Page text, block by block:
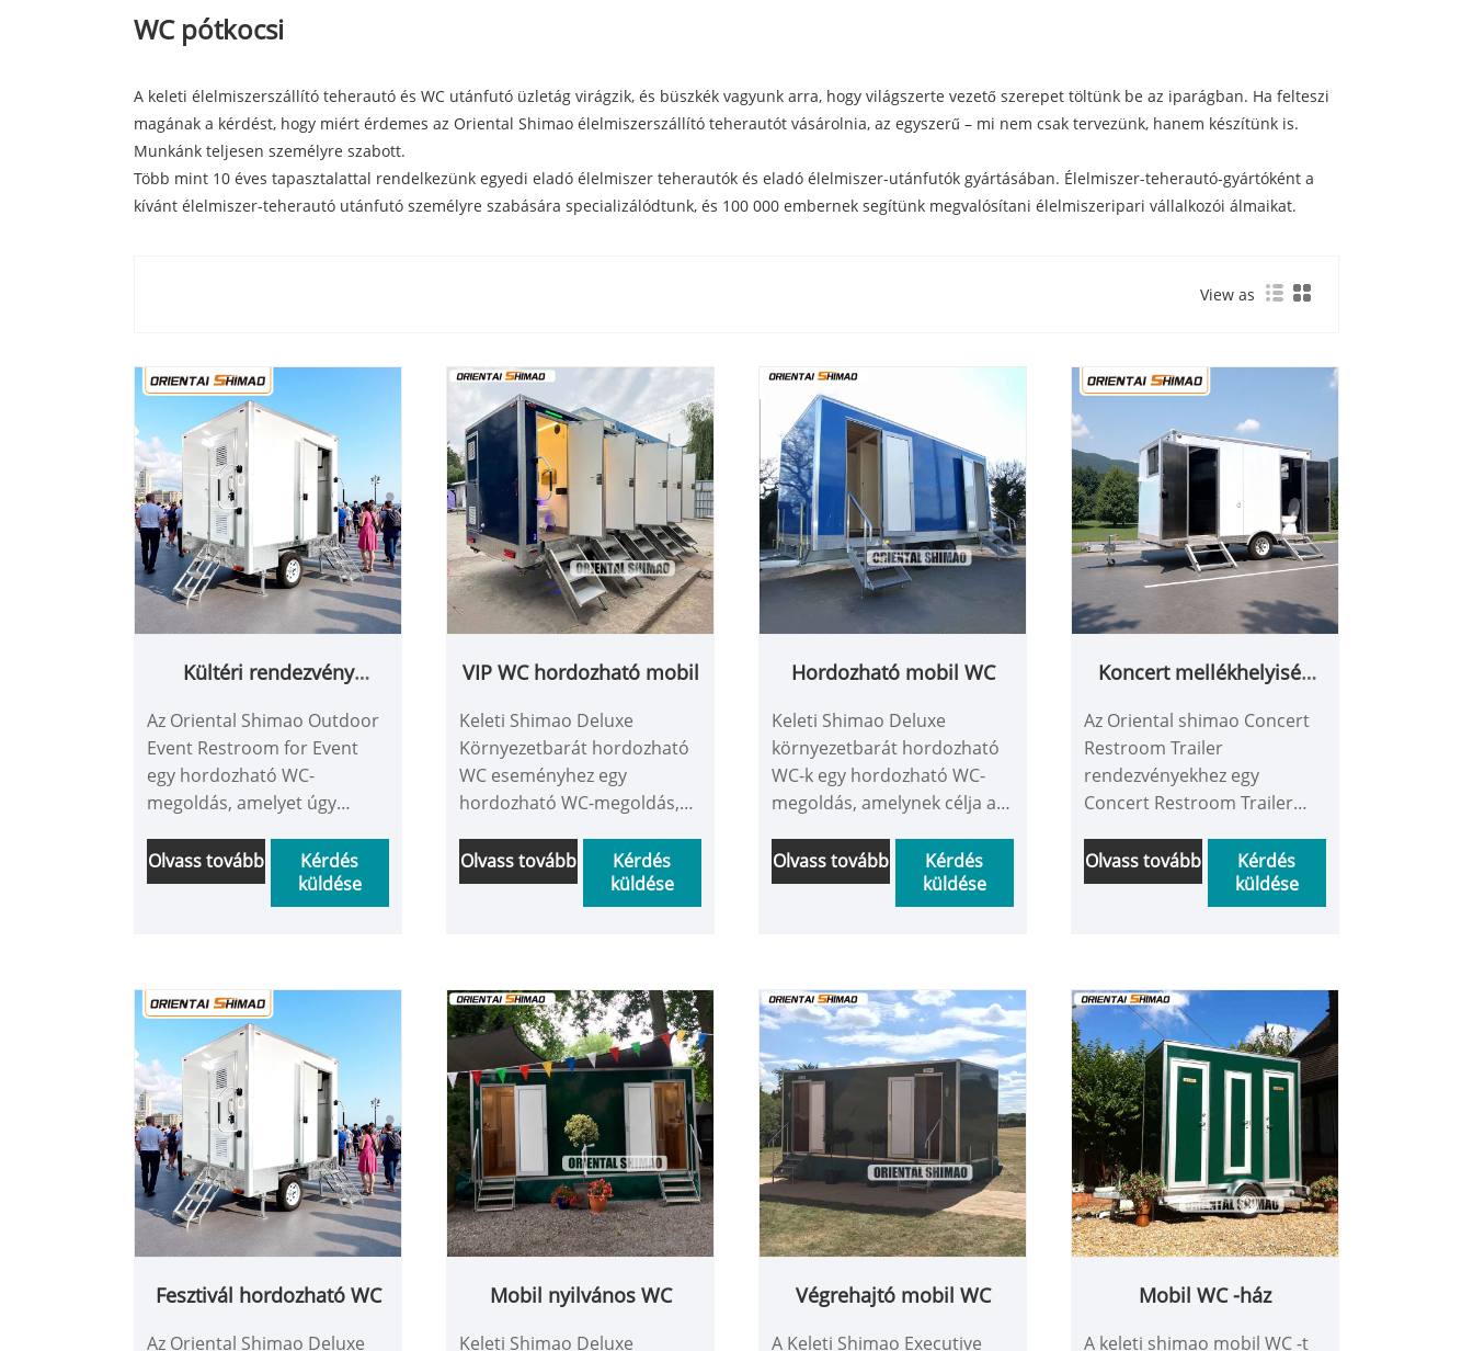
WC pótkocsi
A keleti élelmiszerszállító teherautó és WC utánfutó üzletág virágzik, és büszkék vagyunk arra, hogy világszerte vezető szerepet töltünk be az iparágban. Ha felteszi
magának a kérdést, hogy miért érdemes az Oriental Shimao élelmiszerszállító teherautót vásárolnia, az egyszerű – mi nem csak tervezünk, hanem készítünk is.
Munkánk teljesen személyre szabott.
Több mint 10 éves tapasztalattal rendelkezünk egyedi eladó élelmiszer teherautók és eladó élelmiszer-utánfutók gyártásában. Élelmiszer-teherautó-gyártóként a
kívánt élelmiszer-teherautó utánfutó személyre szabására specializálódtunk, és 100 000 embernek segítünk megvalósítani élelmiszeripari vállalkozói álmaikat.
View as
Kültéri rendezvény
Az Oriental Shimao Outdoor
Event Restroom for Event
egy hordozható WC-
megoldás, amelyet úgy
csúcskategóriás igényeknek
minden típusú nagyszabású
mentési helyszíneken.
Olvass tovább
Kérdés
küldése
VIP WC hordozható mobil
Keleti Shimao Deluxe
Környezetbarát hordozható
WC eseményhez egy
hordozható WC-megoldás,
csúcskategóriás igények
kielégítése minden típusú
táborokhoz és sürgősségi
mentőhelyekhez.
Olvass tovább
Kérdés
küldése
Hordozható mobil WC
Keleti Shimao Deluxe
környezetbarát hordozható
WC-k egy hordozható WC-
megoldás, amelynek célja a
kielégítése minden típusú
nagyszabású
rendezvényekhez,
mentőhelyekhez.
Olvass tovább
Kérdés
küldése
Koncert mellékhelyiség
Az Oriental shimao Concert
Restroom Trailer
rendezvényekhez egy
Concert Restroom Trailer
terveztek, hogy megfeleljen a
csúcskategóriás igényeknek
minden típusú nagyszabású
táborokban és vészhelyzeti
mentési helyszíneken.
Olvass tovább
Kérdés
küldése
Fesztivál hordozható WC
Az Oriental Shimao Deluxe
Mobil nyilvános WC
Keleti Shimao Deluxe
Végrehajtó mobil WC
A Keleti Shimao Executive
Mobil WC -ház
A keleti shimao mobil WC -t